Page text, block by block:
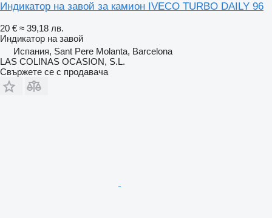
Индикатор на завой за камион IVECO TURBO DAILY 96
20 € ≈ 39,18 лв.
Индикатор на завой
Испания, Sant Pere Molanta, Barcelona
LAS COLINAS OCASION, S.L.
Свържете се с продавача